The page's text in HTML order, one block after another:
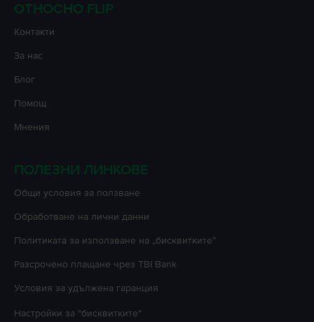
ОТНОСНО FLIP
Контакти
За нас
Блог
Помощ
Мнения
ПОЛЕЗНИ ЛИНКОВЕ
Oбщи условия за ползване
Oбработване на лични данни
Политиката за използване на „бисквитките”
Разсрочено плащане чрез TBI Bank
Условия за удължена гаранция
Настройки за "бисквитките"